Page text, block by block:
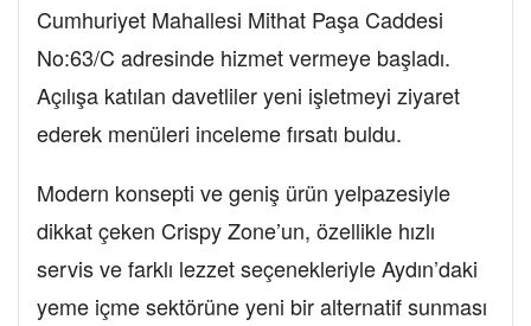
Cumhuriyet Mahallesi Mithat Paşa Caddesi
No:63/C adresinde hizmet vermeye başladı.
Açılışa katılan davetliler yeni işletmeyi ziyaret
ederek menüleri inceleme fırsatı buldu.
Modern konsepti ve geniş ürün yelpazesiyle
dikkat çeken Crispy Zone’un, özellikle hızlı
servis ve farklı lezzet seçenekleriyle Aydın’daki
yeme içme sektörüne yeni bir alternatif sunması